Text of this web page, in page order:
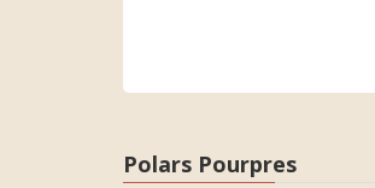
Polars Pourpres